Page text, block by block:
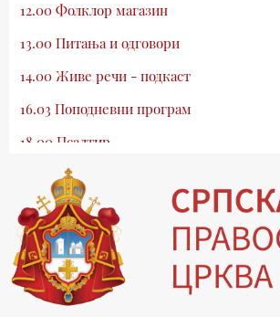
12.00 Фолклор магазин
13.00 Питања и одговори
14.00 Живе речи - подкаст
16.03 Поподневни програм
18.00 Псалтир
19.03 Млади у Цркви
19.30 Вечерње молитве
20.00 Вести из Цркве
20.15 Реч архијереја
20.30 Храм културе